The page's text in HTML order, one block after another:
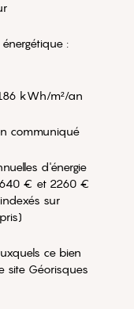
:
kWh/m²/an
communiqué
d'énergie
€ et 2260 €
sur
ce bien
site Géorisques